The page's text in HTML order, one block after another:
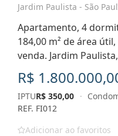
Jardim Paulista - São
Apartamento, 4
184,00 m² de área
venda. Jardim
R$
IPTUR$ 350,00 ·
REF. FI012
Adicionar ao favoritos